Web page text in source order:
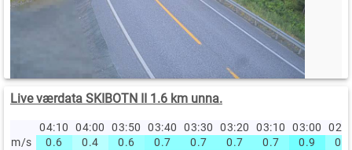
Live værdata SKIBOTN II 1.6 km unna.
04:10 04:00 03:50 03:40 03:30 03:20 03:10 03:00
m/s
0.6 0.4 0.6 0.7 0.7 0.7 0.7 0.9
0.6